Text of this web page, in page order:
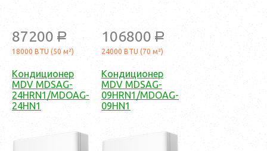
87200 a
18000 BTU (50 м²)
106800 a
24000 BTU (70 м²)
Кондиционер
MDV MDSAG-
24HRN1/MDOAG-
24HN1
Кондиционер
MDV MDSAG-
09HRN1/MDOAG-
09HN1